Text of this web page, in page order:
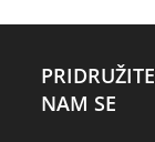
PRIDRUŽITE
NAM SE